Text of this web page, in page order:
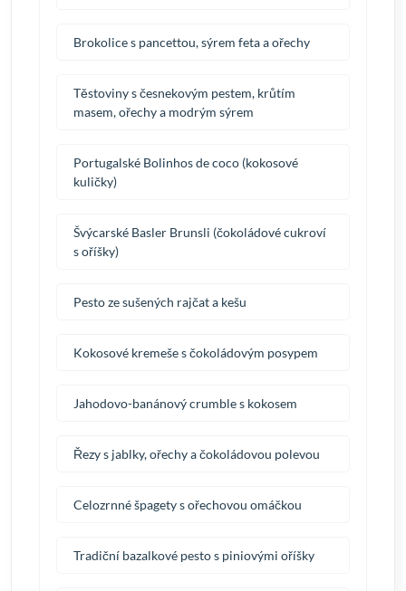
Brokolice s pancettou, sýrem feta a ořechy
Těstoviny s česnekovým pestem, krůtím
masem, ořechy a modrým sýrem
Portugalské Bolinhos de coco (kokosové
kuličky)
Švýcarské Basler Brunsli (čokoládové cukroví
s oříšky)
Pesto ze sušených rajčat a kešu
Kokosové kremeše s čokoládovým posypem
Jahodovo-banánový crumble s kokosem
Řezy s jablky, ořechy a čokoládovou polevou
Celozrnné špagety s ořechovou omáčkou
Tradiční bazalkové pesto s piniovými oříšky